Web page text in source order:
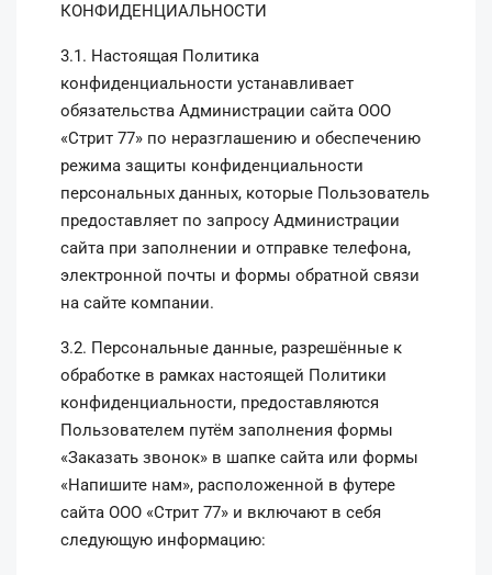
КОНФИДЕНЦИАЛЬНОСТИ
3.1. Настоящая Политика
конфиденциальности устанавливает
обязательства Администрации сайта ООО
«Стрит 77» по неразглашению и обеспечению
режима защиты конфиденциальности
персональных данных, которые Пользователь
предоставляет по запросу Администрации
сайта при заполнении и отправке телефона,
электронной почты и формы обратной связи
на сайте компании.
3.2. Персональные данные, разрешённые к
обработке в рамках настоящей Политики
конфиденциальности, предоставляются
Пользователем путём заполнения формы
«Заказать звонок» в шапке сайта или формы
«Напишите нам», расположенной в футере
сайта ООО «Стрит 77» и включают в себя
следующую информацию: